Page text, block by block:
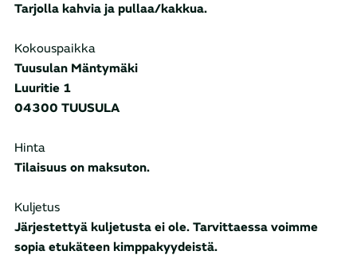
Tarjolla kahvia ja pullaa/kakkua.
Kokouspaikka
Tuusulan Mäntymäki
Luuritie 1
04300 TUUSULA
Hinta
Tilaisuus on maksuton.
Kuljetus
Järjestettyä kuljetusta ei ole. Tarvittaessa voimme
sopia etukäteen kimppakyydeistä.